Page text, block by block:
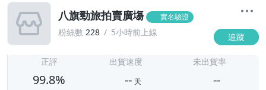
八旗勁旅拍賣廣塲 實名驗證
粉絲數 228 5小時前上線 追蹤
正評
99.8%
出貨速度
-- 天
未出貨率
--